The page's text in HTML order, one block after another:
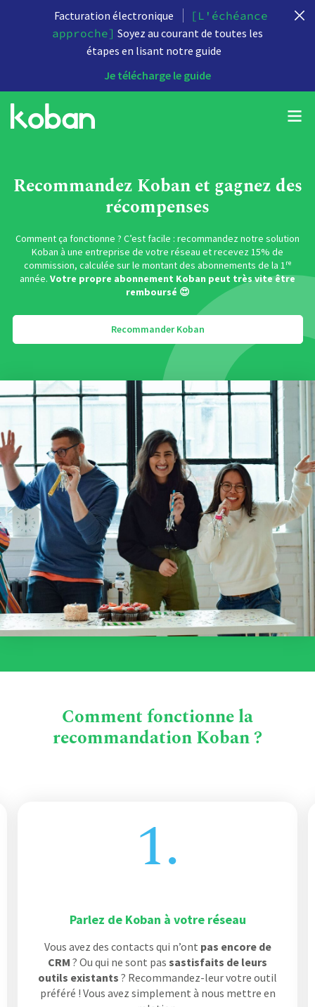
Facturation électronique
[L'échéance
approche] Soyez au courant de toutes les
étapes en lisant notre guide
Je télécharge le guide
Recommandez Koban et gagnez des
récompenses
Comment ça fonctionne ? C’est facile : recommandez notre solution
Koban à une entreprise de votre réseau et recevez 15% de
commission, calculée sur le montant des abonnements de la 1ʳᵉ
année. Votre propre abonnement Koban peut très vite être
remboursé 😍
Recommander Koban
Comment fonctionne la
recommandation Koban ?
1.
Parlez de Koban à votre réseau
Vous avez des contacts qui n’ont pas encore de
CRM ? Ou qui ne sont pas sastisfaits de leurs
outils existants ? Recommandez-leur votre outil
préféré ! Vous avez simplement à nous mettre en